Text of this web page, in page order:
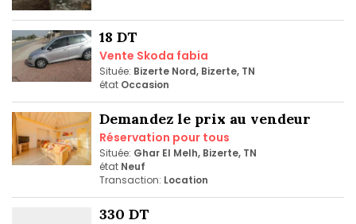
18 DT
Vente Skoda fabia
Située: Bizerte Nord, Bizerte, TN
état Occasion
Demandez le prix au vendeur
Réservation pour tous
Située: Ghar El Melh, Bizerte, TN
état Neuf
Transaction: Location
330 DT